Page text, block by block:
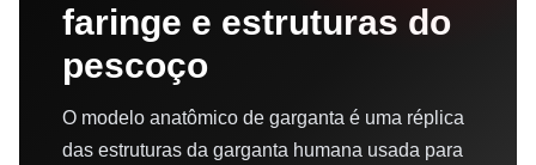
faringe e estruturas do
pescoço
O modelo anatômico de garganta é uma réplica
das estruturas da garganta humana usada para